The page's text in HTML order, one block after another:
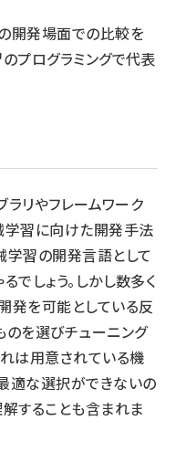
開発場面での比較を
プログラミングで代表
リやフレームワーク
学習に向けた開発手法
学習の開発言語として
でしょう。しかし数多く
発を可能としている反
のを選びチューニング
れは用意されている機
適な選択ができないの
することも含まれま